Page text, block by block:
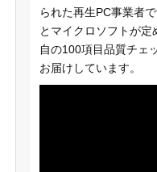
られた再生PC事業者
とマイクロソフトが
自の100項目品質チェ
お届けしています。